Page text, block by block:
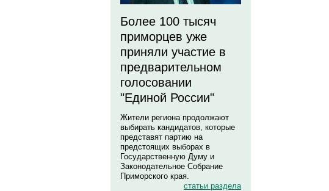
Более 100 тысяч
приморцев уже
приняли участие в
предварительном
голосовании
"Единой России"
Жители региона продолжают
выбирать кандидатов, которые
представят партию на
предстоящих выборах в
Государственную Думу и
Законодательное Собрание
Приморского края.
статьи раздела